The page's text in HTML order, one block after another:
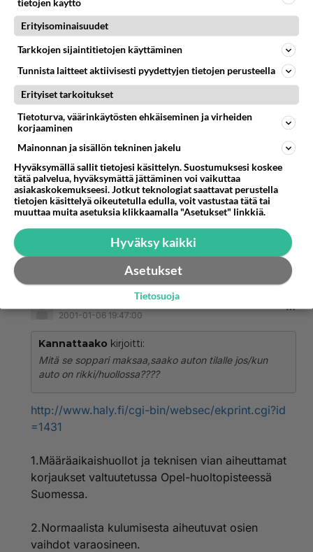
2001-01-06 11:04:00
Kannattaakokirjoitti:
Mitä se soppari maksaa,saako auton tilalle jos/kun
auto on rikki/huollossa????
Opelia! Vittuunnut varmasti, kuten minäkin ja
monet kohtalotoverit Ooppeleineen. Eihän siitä
tule mitään jos "auto" toimii milloin sitä sattuu
huvittamaan.
henkilökunnasta!
Kommentoi
2001-01-06 19:47:00
Kannattaako kirjoitti:
Mitä se soppari maksaa,saako auton tilalle jos/kun
auto on rikki/huollossa????
http://www.haly.fi/cgi-bin/websec/ekprint.cgi?id
=1431
1.Määräaikaishuollot ja teknisen vian aiheuttamat
korjaukset valtuutetussa Opel-huoltopisteessä
Suomessa.
2.Normaalista kulumisesta aiheutuvat osien
vaihdot varaosineen.
tietojen käyttö
Erityisominaisuudet
Tarkkojen sijaintitietojen käyttäminen
Tunnista laitteet aktiivisesti pyydettyjen tietojen perusteella
Erityiset tarkoitukset
Tietoturva, väärinkäytösten ehkäiseminen ja virheiden
korjaaminen
Mainonnan ja sisällön tekninen jakelu
Hyväksymällä sallit tietojesi käsittelyn. Suostumuksesi koskee
tätä palvelua, hyväksymättä jättäminen voi vaikuttaa
asiakaskokemukseesi. Jotkut teknologiat saattavat perustella
tietojen käsittelyä oikeutetulla edulla, voit vastustaa tätä tai
muuttaa muita asetuksia klikkaamalla "Asetukset" linkkiä.
Hyväksy kaikki
Asetukset
Tietosuoja